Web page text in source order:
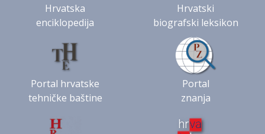
Hrvatska
enciklopedija
Hrvatski
biografski leksikon
Portal hrvatske
tehničke baštine
Portal
znanja